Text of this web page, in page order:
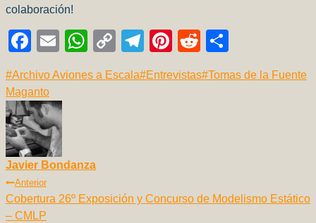
colaboración!
F
c
e
b
o
o
k
E
ail
W
at
p
C
p
T
e
Pi
er
R
d
m
Etiquetas
de
la
entrada:
#Archivo Aviones a Escala#Entrevistas#Tomas de la Fuente
Maganto
Javier Bondanza
Navegación
De
Anterior
Cobertura 26º Exposición y Concurso de Modelismo Estático
– CMLP